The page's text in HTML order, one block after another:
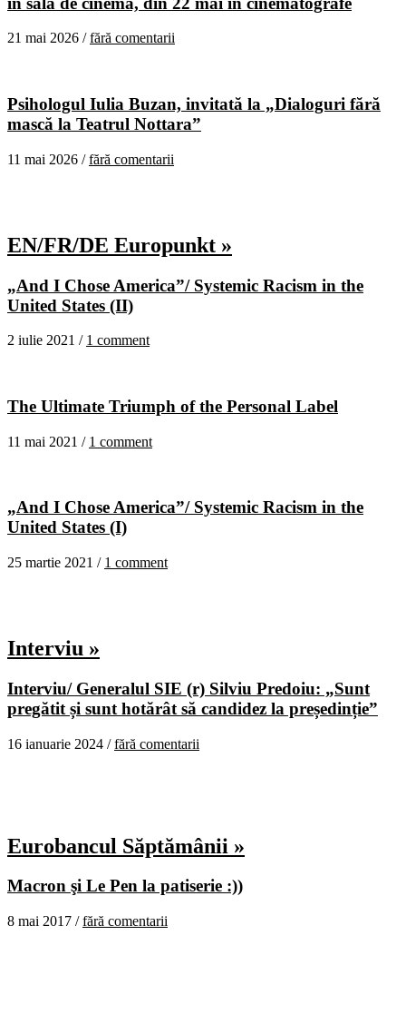
21 mai 2026 /fără comentarii
Psihologul Iulia Buzan, invitată la „Dialoguri fără
mască la Teatrul Nottara”
11 mai 2026 /fără comentarii
EN/FR/DE Europunkt »
„And I Chose America”/ Systemic Racism in the
United States (II)
2 iulie 2021 / 1 comment
The Ultimate Triumph of the Personal Label
11 mai 2021 / 1 comment
„And I Chose America”/ Systemic Racism in the
United States (I)
25 martie 2021 / 1 comment
Interviu »
Interviu/ Generalul SIE (r) Silviu Predoiu: „Sunt
pregătit și sunt hotărât să candidez la președinție”
16 ianuarie 2024 /fără comentarii
Eurobancul Săptămânii »
Macron şi Le Pen la patiserie :))
8 mai 2017 /fără comentarii